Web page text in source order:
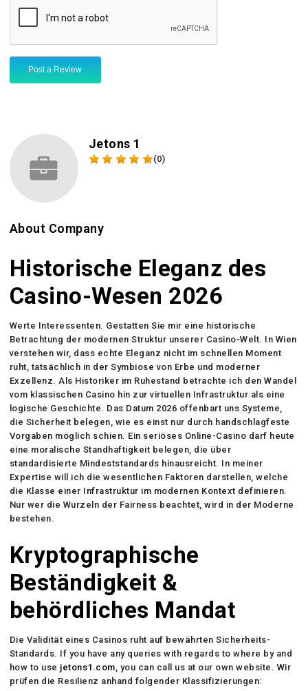
Post a Review
Jetons 1
(0)
About Company
Historische Eleganz des
Casino-Wesen 2026
Werte Interessenten. Gestatten Sie mir eine historische
Betrachtung der modernen Struktur unserer Casino-Welt. In Wien
verstehen wir, dass echte Eleganz nicht im schnellen Moment
ruht, tatsächlich in der Symbiose von Erbe und moderner
Exzellenz. Als Historiker im Ruhestand betrachte ich den Wandel
vom klassischen Casino hin zur virtuellen Infrastruktur als eine
logische Geschichte. Das Datum 2026 offenbart uns Systeme,
die Sicherheit belegen, wie es einst nur durch handschlagfeste
Vorgaben möglich schien. Ein seriöses Online-Casino darf heute
eine moralische Standhaftigkeit belegen, die über
standardisierte Mindeststandards hinausreicht. In meiner
Expertise will ich die wesentlichen Faktoren darstellen, welche
die Klasse einer Infrastruktur im modernen Kontext definieren.
Nur wer die Wurzeln der Fairness beachtet, wird in der Moderne
bestehen.
Kryptographische
Beständigkeit &
behördliches Mandat
Die Validität eines Casinos ruht auf bewährten Sicherheits-
Standards. If you have any queries with regards to where by and
how to use jetons1.com , you can call us at our own website. Wir
prüfen die Resilienz anhand folgender Klassifizierungen: